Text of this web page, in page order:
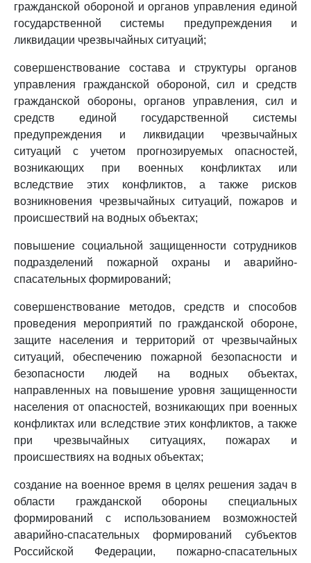
гражданской обороной и органов управления единой
государственной системы предупреждения и
ликвидации чрезвычайных ситуаций;
совершенствование состава и структуры органов
управления гражданской обороной, сил и средств
гражданской обороны, органов управления, сил и
средств единой государственной системы
предупреждения и ликвидации чрезвычайных
ситуаций с учетом прогнозируемых опасностей,
возникающих при военных конфликтах или
вследствие этих конфликтов, а также рисков
возникновения чрезвычайных ситуаций, пожаров и
происшествий на водных объектах;
повышение социальной защищенности сотрудников
подразделений пожарной охраны и аварийно-
спасательных формирований;
совершенствование методов, средств и способов
проведения мероприятий по гражданской обороне,
защите населения и территорий от чрезвычайных
ситуаций, обеспечению пожарной безопасности и
безопасности людей на водных объектах,
направленных на повышение уровня защищенности
населения от опасностей, возникающих при военных
конфликтах или вследствие этих конфликтов, а также
при чрезвычайных ситуациях, пожарах и
происшествиях на водных объектах;
создание на военное время в целях решения задач в
области гражданской обороны специальных
формирований с использованием возможностей
аварийно-спасательных формирований субъектов
Российской Федерации, пожарно-спасательных